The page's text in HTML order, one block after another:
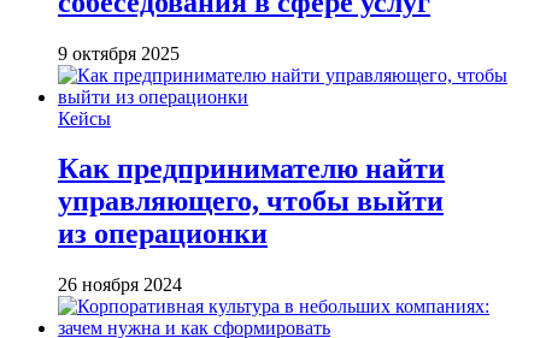
9 октября 2025
Кейсы
Как предпринимателю найти
управляющего, чтобы выйти
из операционки
26 ноября 2024